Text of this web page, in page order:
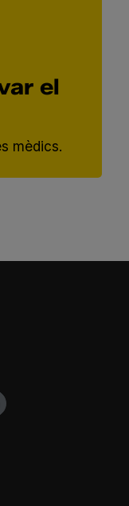
el
mèdics.